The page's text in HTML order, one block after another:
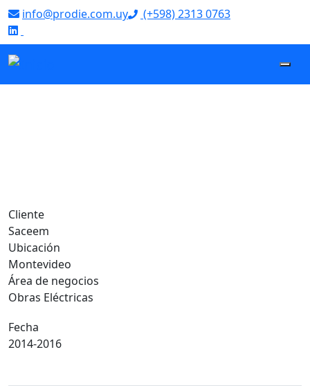
info@prodie.com.uy
(+598) 2313 0763
Cliente
Saceem
Ubicación
Montevideo
Área de negocios
Obras Eléctricas
Fecha
2014-2016